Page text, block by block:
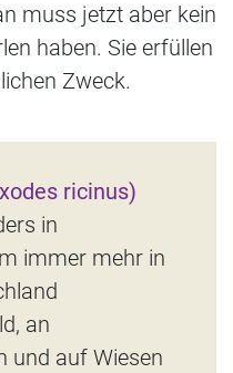
muss jetzt aber kein
haben. Sie erfüllen
Zweck.
ricinus)
in
immer mehr in
an
und auf Wiesen